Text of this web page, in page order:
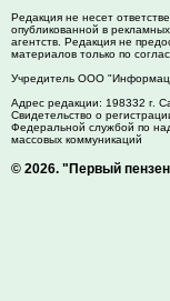
Редакция не несет
опубликованной в
агентств. Редакция не
материалов только по
Учредитель ООО
Адрес редакции: 198332 г.
Свидетельство о
Федеральной службой по
массовых коммуникаций
© 2026. "Первый